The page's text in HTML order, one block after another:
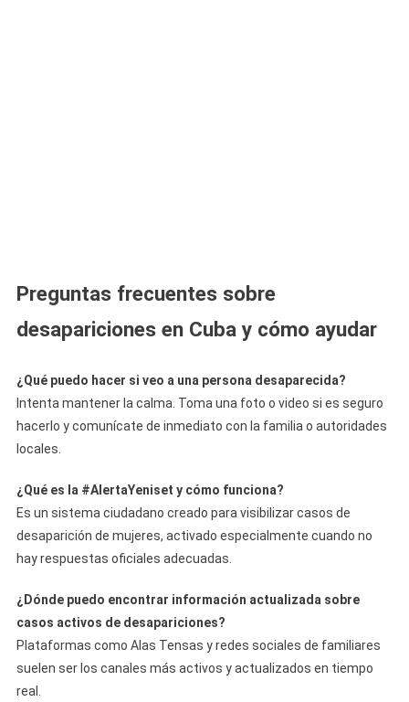
Preguntas frecuentes sobre
desapariciones en Cuba y cómo ayudar
¿Qué puedo hacer si veo a una persona desaparecida?
Intenta mantener la calma. Toma una foto o video si es seguro
hacerlo y comunícate de inmediato con la familia o autoridades
locales.
¿Qué es la #AlertaYeniset y cómo funciona?
Es un sistema ciudadano creado para visibilizar casos de
desaparición de mujeres, activado especialmente cuando no
hay respuestas oficiales adecuadas.
¿Dónde puedo encontrar información actualizada sobre
casos activos de desapariciones?
Plataformas como Alas Tensas y redes sociales de familiares
suelen ser los canales más activos y actualizados en tiempo
real.